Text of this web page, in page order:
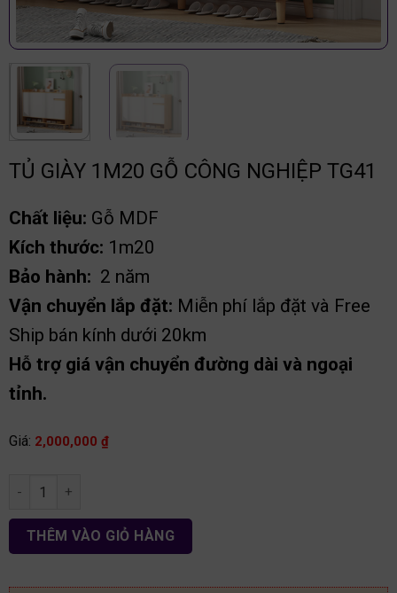
TỦ GIÀY 1M20 GỖ CÔNG NGHIỆP TG41
Chất liệu: Gỗ MDF
Kích thước: 1m20
Bảo hành: 2 năm
Vận chuyển lắp đặt: Miễn phí lắp đặt và Free
Ship bán kính dưới 20km
Hỗ trợ giá vận chuyển đường dài và ngoại
tỉnh.
Giá: 2,000,000 ₫
Tủ giày 1m20 gỗ công nghiệp TG41 số lượng
THÊM VÀO GIỎ HÀNG